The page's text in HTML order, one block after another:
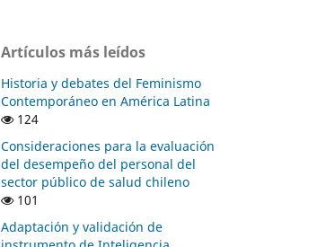
Artículos más leídos
Historia y debates del Feminismo
Contemporáneo en América Latina
124
Consideraciones para la evaluación
del desempeño del personal del
sector público de salud chileno
101
Adaptación y validación de